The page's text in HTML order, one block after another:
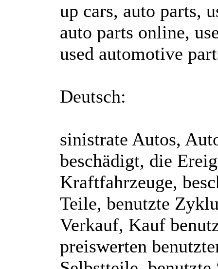
up cars, auto parts,
auto parts online,
used automotive
Deutsch:
sinistrate Autos,
beschädigt, die
Kraftfahrzeuge,
Teile, benutzte
Verkauf, Kauf
preiswerten